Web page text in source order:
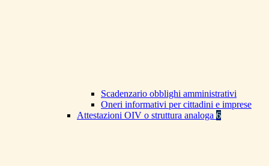
Scadenzario obblighi amministrativi
Oneri informativi per cittadini e imprese
Attestazioni OIV o struttura analoga 6